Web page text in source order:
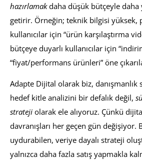
hazırlamakdaha düşük bütçeyle daha
getirir. Örneğin; teknik bilgisi yüksek,
kullanıcılar için “ürün karşılaştırma
bütçeye duyarlı kullanıcılar için
“fiyat/performans ürünleri” öne
Adapte Dijital olarak biz, danışmanlık
hedef kitle analizini bir defalık değil,
strateji olarak ele alıyoruz. Çünkü
davranışları her geçen gün değişiyor.
uydurabilen, veriye dayalı strateji
yalnızca daha fazla satış yapmakla